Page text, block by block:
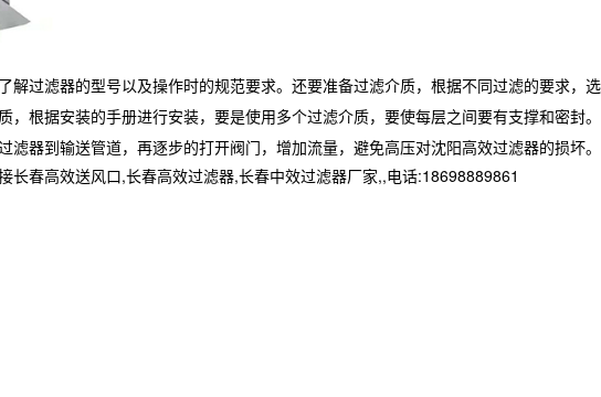
过滤器的型号以及操作时的规范要求。还要准备过滤介质，根据不同过滤的要求，选
根据安装的手册进行安装，要是使用多个过滤介质，要使每层之间要有支撑和密封。
器到输送管道，再逐步的打开阀门，增加流量，避免高压对沈阳高效过滤器的损坏。
春高效送风口,长春高效过滤器,长春中效过滤器厂家,,电话:18698889861